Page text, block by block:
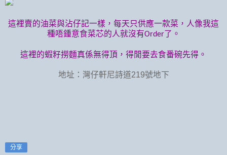
這裡賣的油菜與沾仔記一樣，每天只供應一款菜，人像我這
種唔鍾意食菜芯的人就沒有Order了。
這裡的蝦籽撈麵真係無得頂，得閒要去食番碗先得。
地址：灣仔軒尼詩道219號地下
分享